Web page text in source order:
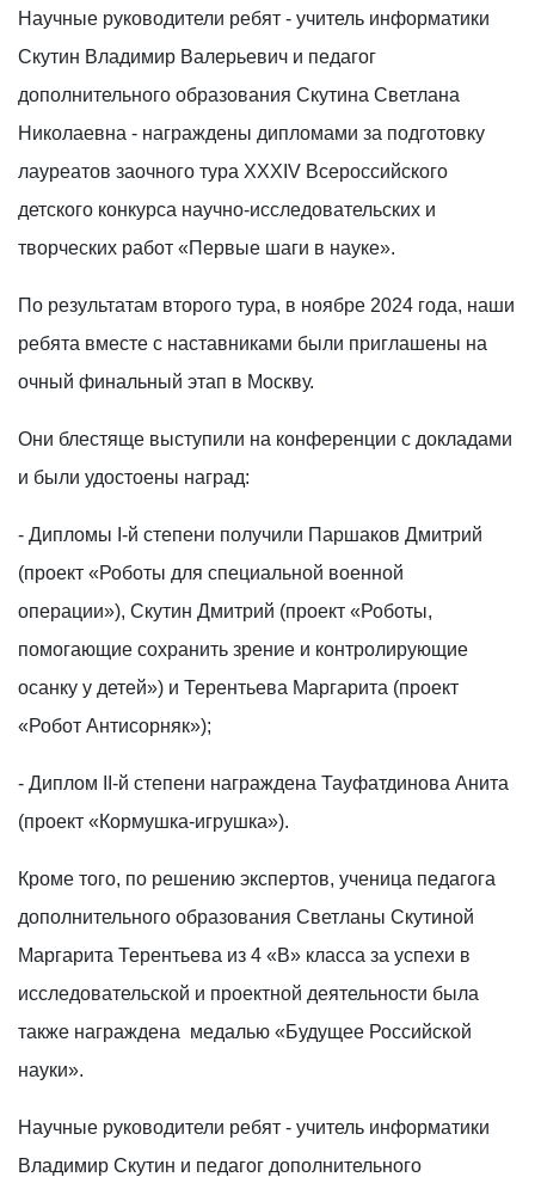
Научные руководители ребят - учитель информатики
Скутин Владимир Валерьевич и педагог
дополнительного образования Скутина Светлана
Николаевна - награждены дипломами за подготовку
лауреатов заочного тура XXXIV Всероссийского
детского конкурса научно-исследовательских и
творческих работ «Первые шаги в науке».
По результатам второго тура, в ноябре 2024 года, наши
ребята вместе с наставниками были приглашены на
очный финальный этап в Москву.
Они блестяще выступили на конференции с докладами
и были удостоены наград:
- Дипломы I-й степени получили Паршаков Дмитрий
(проект «Роботы для специальной военной
операции»), Скутин Дмитрий (проект «Роботы,
помогающие сохранить зрение и контролирующие
осанку у детей») и Терентьева Маргарита (проект
«Робот Антисорняк»);
- Диплом II-й степени награждена Тауфатдинова Анита
(проект «Кормушка-игрушка»).
Кроме того, по решению экспертов, ученица педагога
дополнительного образования Светланы Скутиной
Маргарита Терентьева из 4 «В» класса за успехи в
исследовательской и проектной деятельности была
также награждена медалью «Будущее Российской
науки».
Научные руководители ребят - учитель информатики
Владимир Скутин и педагог дополнительного